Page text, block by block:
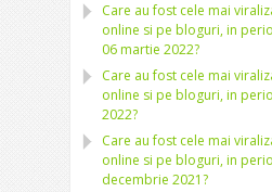
Care au fost cele mai
online si pe bloguri, in
06 martie 2022?
Care au fost cele mai
online si pe bloguri, in
2022?
Care au fost cele mai
online si pe bloguri, in
decembrie 2021?